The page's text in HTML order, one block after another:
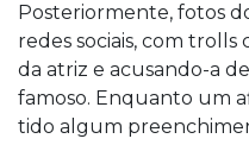
Posteriormente, fotos
redes sociais, com
da atriz e acusando-a
famoso. Enquanto um
tido algum